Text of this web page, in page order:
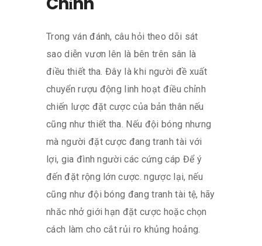
Trong ván đánh, câu hỏi theo dõi sát
sao diễn vươn lên là bên trên sân là
điều thiết tha. Đây là khi người đề xuất
chuyển rượu động linh hoạt điều chỉnh
chiến lược đặt cược của bản thân nếu
cũng như thiết tha. Nếu đội bóng nhưng
mà người đặt cược đang tranh tài với
lợi, gia đình người các cứng cáp Để ý
đến đặt rộng lớn cược. ngược lại, nếu
cũng như đội bóng đang tranh tài tệ, hãy
nhăc nhở giới hạn đặt cược hoặc chọn
cách làm cho cắt rủi ro khủng hoảng.